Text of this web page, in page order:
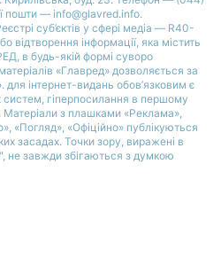
пошти — info@glavred.info.
суб’єктів у сфері медіа — R40-
відтворення інформації, яка містить
в будь-якій формi суворо
«Главред» дозволяється за
інтернет-видань обов’язковим є
систем, гіперпосилання в першому
Матеріали з плашками «Реклама»,
«Погляд», «Офіційно» публікуються
засадах. Точки зору, виражені в
не завжди збігаються з думкою